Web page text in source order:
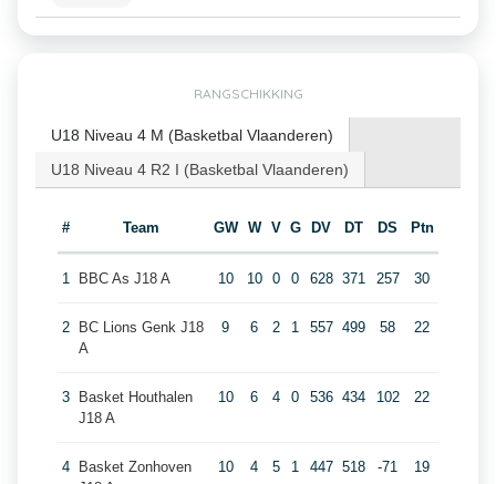
RANGSCHIKKING
U18 Niveau 4 M (Basketbal Vlaanderen)
U18 Niveau 4 R2 I (Basketbal Vlaanderen)
# Team GW W V G DV DT DS Ptn
1 BBC As J18 A 10 10 0 0 628 371 257 30
2
BC Lions Genk J18
A
9 6 2 1 557 499 58 22
3
Basket Houthalen
J18 A
10 6 4 0 536 434 102 22
4
Basket Zonhoven
10 4 5 1 447 518 -71 19